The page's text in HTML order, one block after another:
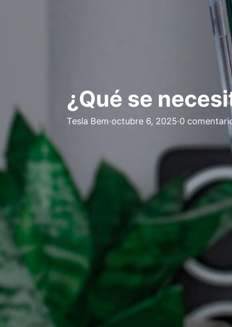
¿Qué se
Tesla Bem·octubre 6, 2025·0